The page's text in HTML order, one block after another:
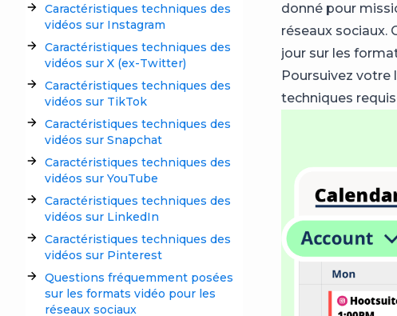
Caractéristiques techniques des
vidéos sur Instagram
Caractéristiques techniques des
vidéos sur X (ex-Twitter)
Caractéristiques techniques des
vidéos sur TikTok
Caractéristiques techniques des
vidéos sur Snapchat
Caractéristiques techniques des
vidéos sur YouTube
Caractéristiques techniques des
vidéos sur LinkedIn
Caractéristiques techniques des
vidéos sur Pinterest
Questions fréquemment posées
sur les formats vidéo pour les
réseaux sociaux
donné pour
réseaux sociaux.
jour sur les
Poursuivez votre
techniques